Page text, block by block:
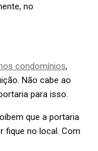
no
condomínios,
Não cabe ao
para isso.
que a portaria
fique no local. Com